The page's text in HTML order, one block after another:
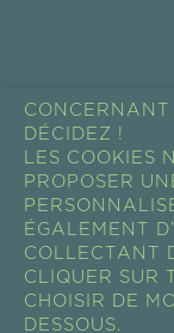
CONCERNANT
DÉCIDEZ !
LES COOKIES
PROPOSER
ÉGALEMENT
COLLECTANT
CLIQUER SUR
CHOISIR DE
DESSOUS.